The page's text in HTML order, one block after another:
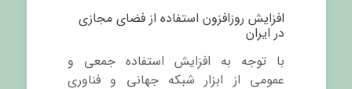
افزایش روزافزون استفاده از فضای مجازی
در ایران
با توجه به افزایش استفاده جمعی و
عمومی از ابزار شبکه جهانی و فناوری